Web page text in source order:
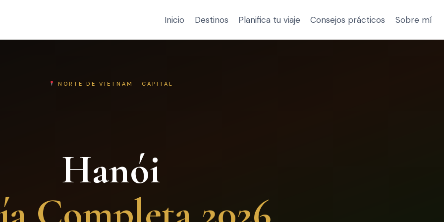
Inicio Destinos Planifica tu viaje Consejos prácticos Sobre mí
NORTE DE VIETNAM · CAPITAL
Hanói